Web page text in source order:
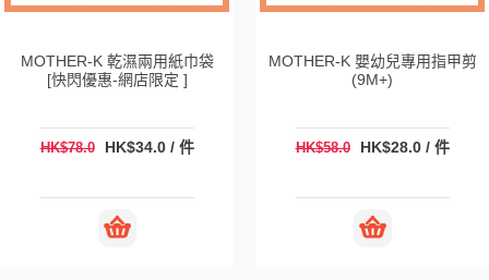
MOTHER-K 乾濕兩用紙巾袋
[快閃優惠-網店限定 ]
HK$78.0 HK$34.0 / 件
MOTHER-K 嬰幼兒專用指甲剪
(9M+)
HK$58.0 HK$28.0 / 件